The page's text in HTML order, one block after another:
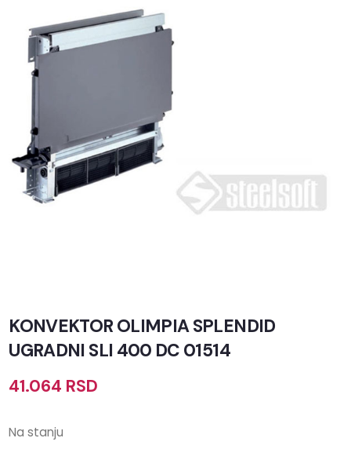
KONVEKTOR OLIMPIA SPLENDID
UGRADNI SLI 400 DC 01514
41.064 RSD
Na stanju